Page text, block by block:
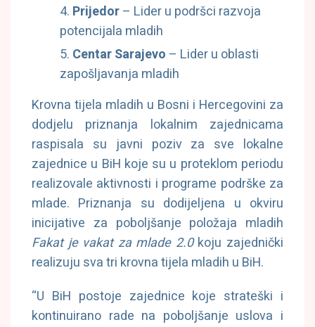
Prijedor– Lider u podršci razvoja
potencijala mladih
Centar Sarajevo – Lider u oblasti
zapošljavanja mladih
Krovna tijela mladih u Bosni i Hercegovini za
dodjelu priznanja lokalnim zajednicama
raspisala su javni poziv za sve lokalne
zajednice u BiH koje su u proteklom periodu
realizovale aktivnosti i programe podrške za
mlade. Priznanja su dodijeljena u okviru
inicijative za poboljšanje položaja mladih
Fakat je vakat za mlade 2.0koju zajednički
realizuju sva tri krovna tijela mladih u BiH.
“U BiH postoje zajednice koje strateški i
kontinuirano rade na poboljšanje uslova i